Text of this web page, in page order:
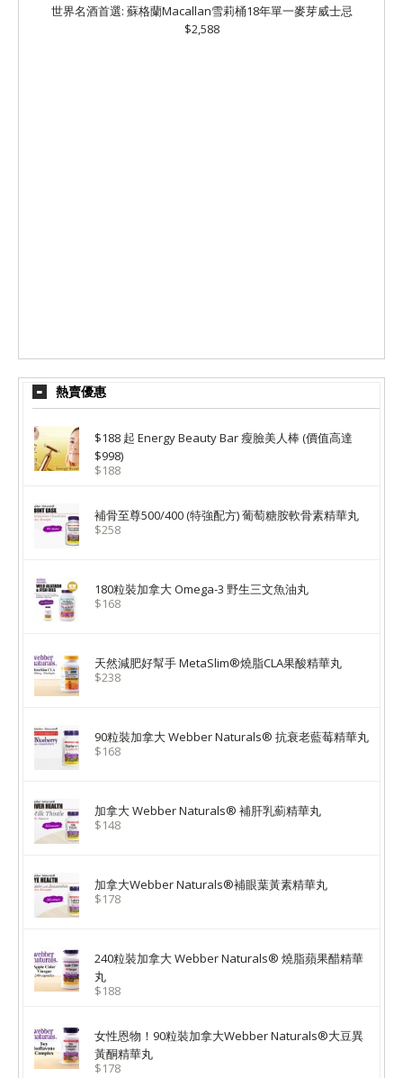
世界名酒首選: 蘇格蘭Macallan雪莉桶18年單一麥芽威士忌
$2,588
熱賣優惠
$188 起 Energy Beauty Bar 瘦臉美人棒 (價值高達
$998)
$188
補骨至尊500/400 (特強配方) 葡萄糖胺軟骨素精華丸
$258
180粒裝加拿大 Omega-3 野生三文魚油丸
$168
天然減肥好幫手 MetaSlim®燒脂CLA果酸精華丸
$238
90粒裝加拿大 Webber Naturals® 抗衰老藍莓精華丸
$168
加拿大 Webber Naturals® 補肝乳薊精華丸
$148
加拿大Webber Naturals®補眼葉黃素精華丸
$178
240粒裝加拿大 Webber Naturals® 燒脂蘋果醋精華
丸
$188
女性恩物！90粒裝加拿大Webber Naturals®大豆異
黃酮精華丸
$178